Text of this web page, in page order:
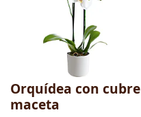
Orquídea con cubre
maceta